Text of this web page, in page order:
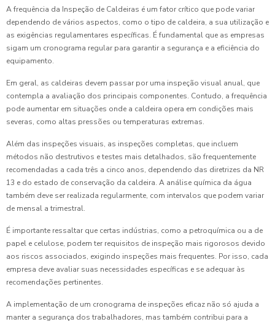
A frequência da Inspeção de Caldeiras é um fator crítico que pode variar
dependendo de vários aspectos, como o tipo de caldeira, a sua utilização e
as exigências regulamentares específicas. É fundamental que as empresas
sigam um cronograma regular para garantir a segurança e a eficiência do
equipamento.
Em geral, as caldeiras devem passar por uma inspeção visual anual, que
contempla a avaliação dos principais componentes. Contudo, a frequência
pode aumentar em situações onde a caldeira opera em condições mais
severas, como altas pressões ou temperaturas extremas.
Além das inspeções visuais, as inspeções completas, que incluem
métodos não destrutivos e testes mais detalhados, são frequentemente
recomendadas a cada três a cinco anos, dependendo das diretrizes da NR
13 e do estado de conservação da caldeira. A análise química da água
também deve ser realizada regularmente, com intervalos que podem variar
de mensal a trimestral.
É importante ressaltar que certas indústrias, como a petroquímica ou a de
papel e celulose, podem ter requisitos de inspeção mais rigorosos devido
aos riscos associados, exigindo inspeções mais frequentes. Por isso, cada
empresa deve avaliar suas necessidades específicas e se adequar às
recomendações pertinentes.
A implementação de um cronograma de inspeções eficaz não só ajuda a
manter a segurança dos trabalhadores, mas também contribui para a